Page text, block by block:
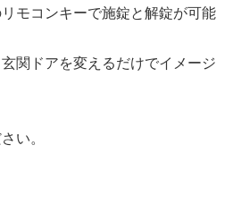
モコンキーで施錠と解錠が可能
関ドアを変えるだけでイメージ
い。